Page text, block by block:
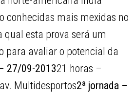
conhecidas mais mexidas no
qual esta prova será um
para avaliar o potencial da
27/09-201321 horas –
Multidesportos2ª jornada –